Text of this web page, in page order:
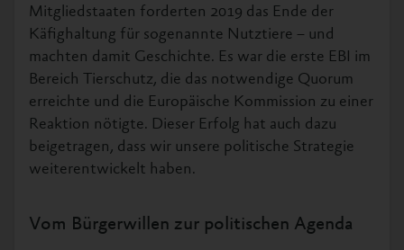
Mitgliedstaaten forderten 2019 das Ende der
Käfighaltung für sogenannte Nutztiere – und
machten damit Geschichte. Es war die erste EBI im
Bereich Tierschutz, die das notwendige Quorum
erreichte und die Europäische Kommission zu einer
Reaktion nötigte. Dieser Erfolg hat auch dazu
beigetragen, dass wir unsere politische Strategie
weiterentwickelt haben.
Vom Bürgerwillen zur politischen Agenda